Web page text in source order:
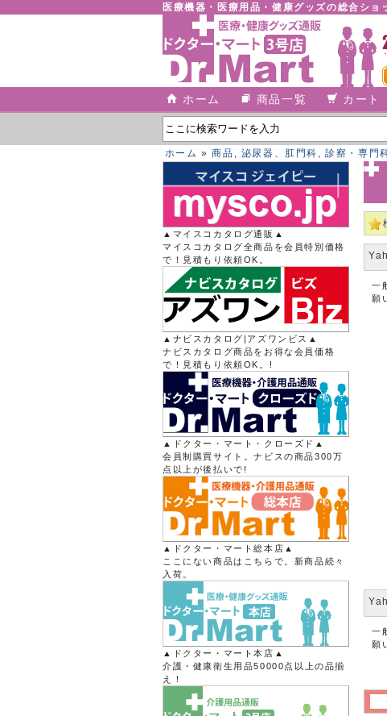
医療機器・医療用品・健康グッズの総合シ
ホーム 商品一覧 カート
ホーム »商品 , 泌尿器、肛門科 ,診察・専門
一
願
一
願
▲マイスコカタログ通販▲
マイスコカタログ全商品を会員特別価格
で！見積もり依頼OK。
▲ナビスカタログ|アズワンビス▲
ナビスカタログ商品をお得な会員価格
で！見積もり依頼OK。!
▲ドクター・マート・クローズド▲
会員制購買サイト。ナビスの商品300万
点以上が後払いで!
▲ドクター・マート総本店▲
ここにない商品はこちらで。新商品続々
入荷。
▲ドクター・マート本店▲
介護・健康衛生用品50000点以上の品揃
え！